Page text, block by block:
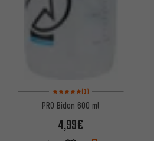
Note moyenne : 5 sur 5 d'après 1 avis
(1)
PRO Bidon 600 ml
4,99€